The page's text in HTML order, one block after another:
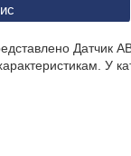
Датчик
У